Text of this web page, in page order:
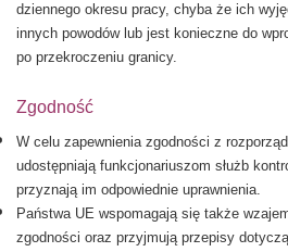
dziennego okresu pracy, chyba że ich
innych powodów lub jest konieczne do
po przekroczeniu granicy.
Zgodność
W celu zapewnienia zgodności z
udostępniają funkcjonariuszom służb
przyznają im odpowiednie uprawnienia.
Państwa UE wspomagają się także
zgodności oraz przyjmują przepisy